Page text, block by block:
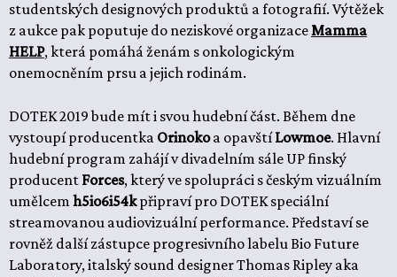
studentských designových produktů a fotografií. Výtěžek
z aukce pak poputuje do neziskové organizaceMamma
HELP, která pomáhá ženám s onkologickým
onemocněním prsu a jejich rodinám.
DOTEK 2019 bude mít i svou hudební část. Během dne
vystoupí producentka Orinokoa opavštíLowmoe. Hlavní
hudební program zahájí v divadelním sále UP finský
producent Forces, který ve spolupráci s českým vizuálním
umělcem h5io6i54kpřipraví pro DOTEK speciální
streamovanou audiovizuální performance. Představí se
rovněž další zástupce progresivního labelu Bio Future
Laboratory, italský sound designer Thomas Ripley aka